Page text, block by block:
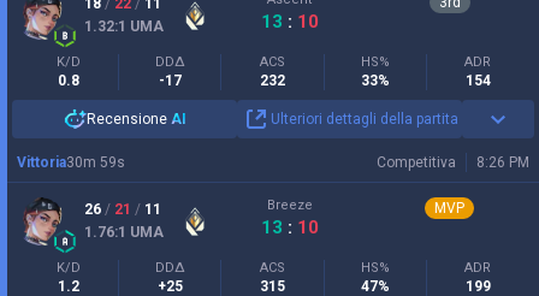
1.32:1 UMA 13 : 10
K/D
0.8
DDΔ
-17
ACS
232
HS%
33%
ADR
154
Recensione AI Ulteriori dettagli della partita
Competitiva 8:26 PM
Vittoria30m 59s
26 / 21 / 11
1.76:1 UMA
Breeze
13 : 10
MVP
K/D
1.2
DDΔ
+25
ACS
315
HS%
47%
ADR
199